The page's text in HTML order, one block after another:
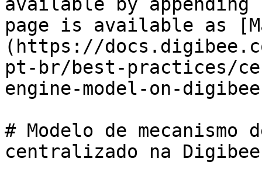
page is available as
(https://
pt-br/best-practices/
engine-model-on-
# Modelo de mecanismo
centralizado na Digibee